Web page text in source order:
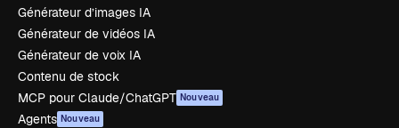
Générateur d’images IA
Générateur de vidéos IA
Générateur de voix IA
Contenu de stock
MCP pour Claude/ChatGPT Nouveau
Agents Nouveau